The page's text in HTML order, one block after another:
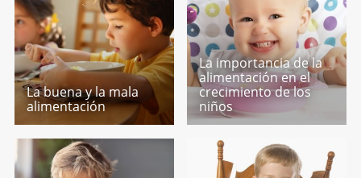
La buena y la mala
alimentación
La importancia de la
alimentación en el
crecimiento de los
niños